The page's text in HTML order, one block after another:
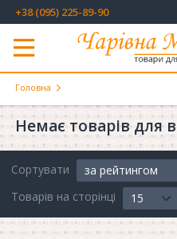
+38 (095) 225-89-90
Меню
Головна
Немає товарів для
Сортувати за рейтингом
Товарів на сторінці
15